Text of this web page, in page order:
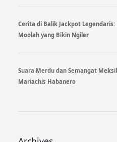
Cerita di Balik Jackpot
Moolah yang Bikin Ngiler
Suara Merdu dan Semangat
Mariachis Habanero